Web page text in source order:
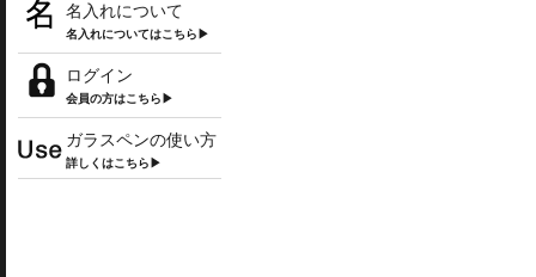
名入れについて
名入れについてはこちら▶
ログイン
会員の方はこちら▶
ガラスペンの使い方
詳しくはこちら▶